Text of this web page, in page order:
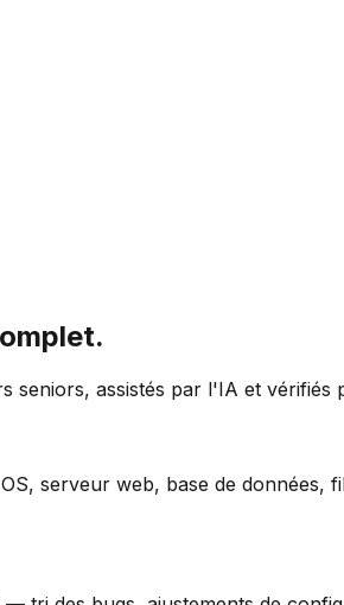
seniors, assistés par l'IA et vérifiés
serveur web, base de données,